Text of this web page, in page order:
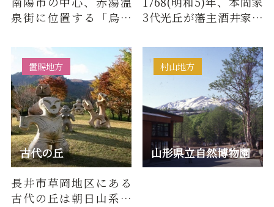
泉街に位置する「烏帽
面には、石造りの大鳥
居がそび…
3代光丘が藩主酒井家の
として建造した、旗本
二千…
古代の丘
置賜地方
長井市草岡地区にある
古代の丘は朝日山系の
山形県立自然博物園
村山地方